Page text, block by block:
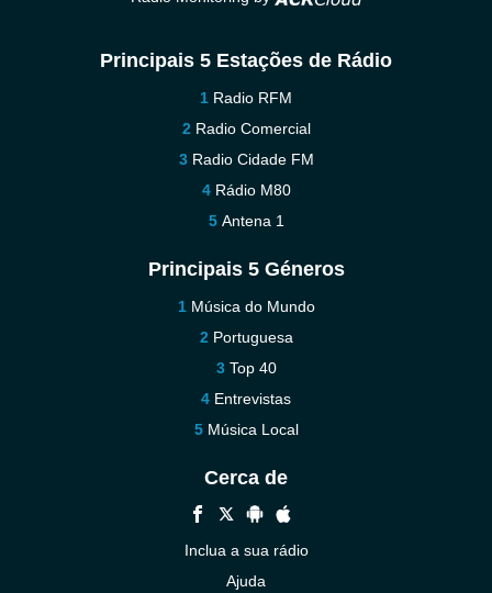
Principais 5 Estações de Rádio
Radio RFM
Radio Comercial
Radio Cidade FM
Rádio M80
Antena 1
Principais 5 Géneros
Música do Mundo
Portuguesa
Top 40
Entrevistas
Música Local
Cerca de
Inclua a sua rádio
Ajuda